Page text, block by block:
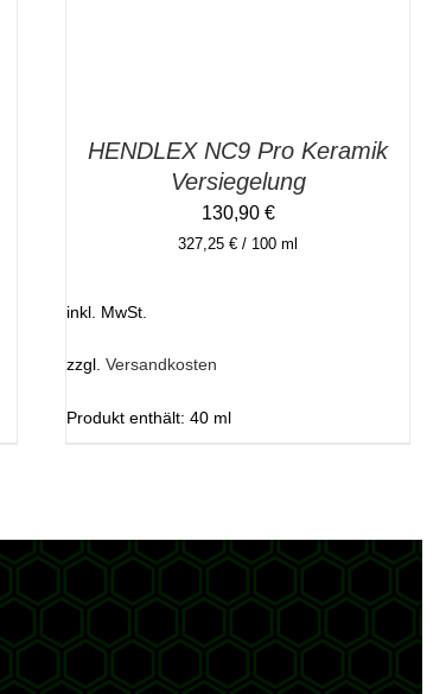
HENDLEX NC9 Pro Keramik
Versiegelung
130,90 €
327,25 € / 100 ml
inkl. MwSt.
zzgl. Versandkosten
Produkt enthält: 40 ml